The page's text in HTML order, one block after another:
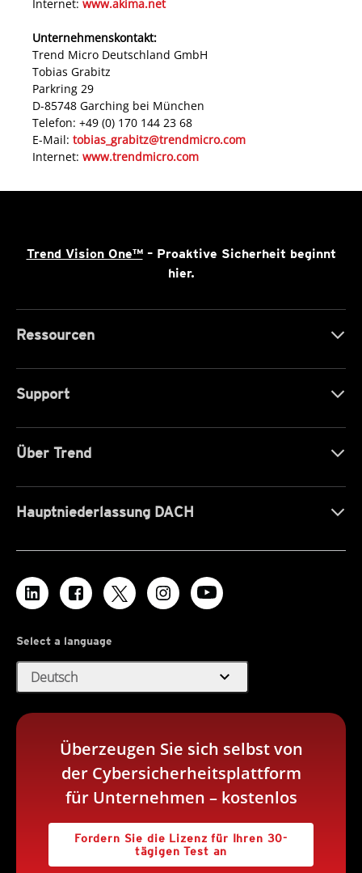
Internet: www.akima.net
Unternehmenskontakt:
Trend Micro Deutschland GmbH
Tobias Grabitz
Parkring 29
D-85748 Garching bei München
Telefon: +49 (0) 170 144 23 68
E-Mail: tobias_grabitz@trendmicro.com
Internet: www.trendmicro.com
Trend Vision One™– Proaktive Sicherheit beginnt
hier.
Ressourcen
Support
Über Trend
Hauptniederlassung DACH
Select a language
Deutsch expand_more
Überzeugen Sie sich selbst von
der Cybersicherheitsplattform
für Unternehmen – kostenlos
Fordern Sie die Lizenz für Ihren 30-
tägigen Test an